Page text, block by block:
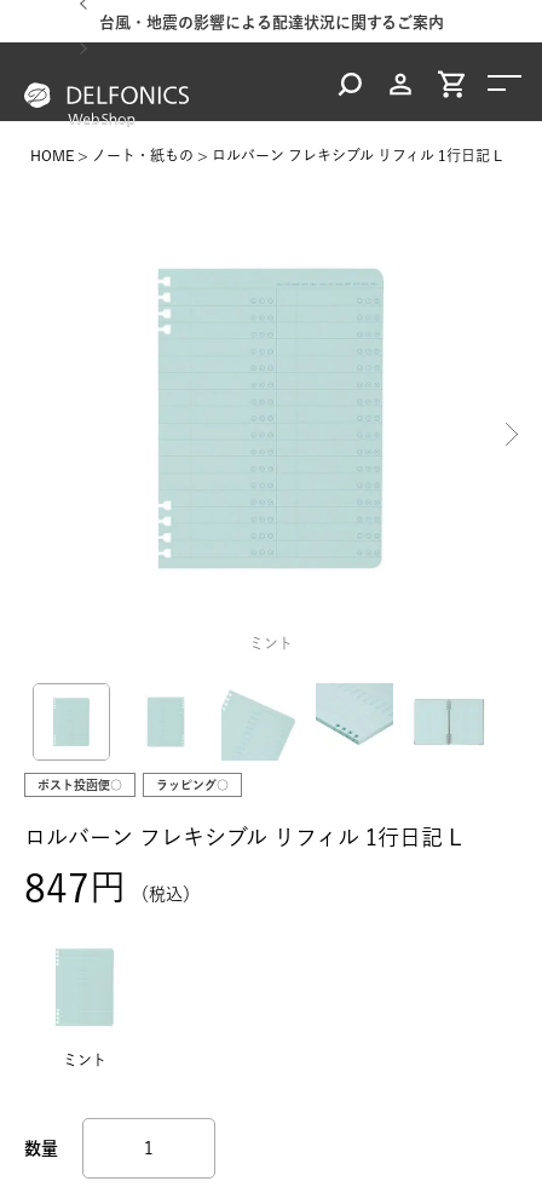
台風・地震の影響による配達状況に関するご案内
HOME ノート・紙もの ロルバーン フレキシブル リフィル 1行日記 L
ミント
ポスト投函便○ ラッピング○
ロルバーン フレキシブル リフィル 1行日記 L
847 税込
ミント